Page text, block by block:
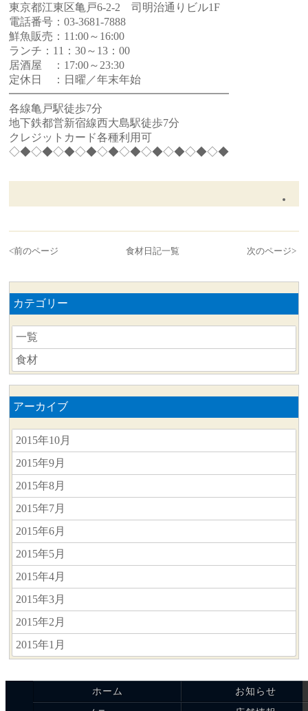
東京都江東区亀戸6-2-2 司明治通りビル1F
電話番号：03-3681-7888
鮮魚販売：11:00～16:00
ランチ：11：30～13：00
居酒屋 ：17:00～23:30
定休日 ：日曜／年末年始
━━━━━━━━━━━━━━━━━━━━
各線亀戸駅徒歩7分
地下鉄都営新宿線西大島駅徒歩7分
クレジットカード各種利用可
◇◆◇◆◇◆◇◆◇◆◇◆◇◆◇◆◇◆◇◆
<前のページ 食材日記一覧 次のページ>
カテゴリー
一覧
食材
アーカイブ
2015年10月
2015年9月
2015年8月
2015年7月
2015年6月
2015年5月
2015年4月
2015年3月
2015年2月
2015年1月
ホーム
お知らせ